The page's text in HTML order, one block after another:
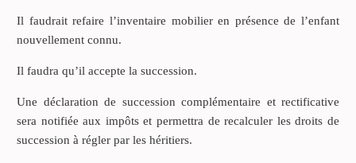
Il faudrait refaire l’inventaire mobilier en présence de l’enfant
nouvellement connu.
Il faudra qu’il accepte la succession.
Une déclaration de succession complémentaire et rectificative
sera notifiée aux impôts et permettra de recalculer les droits de
succession à régler par les héritiers.